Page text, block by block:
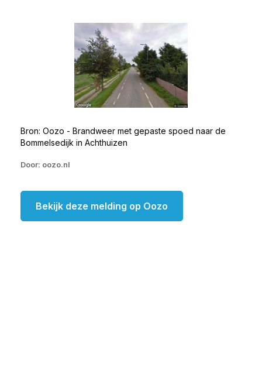
Bron: Oozo - Brandweer met gepaste spoed naar de
Bommelsedijk in Achthuizen
Door: oozo.nl
Bekijk deze melding op Oozo